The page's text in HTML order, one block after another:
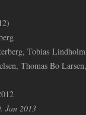
Tobias Lindholm
Thomas Bo
Jan 2013